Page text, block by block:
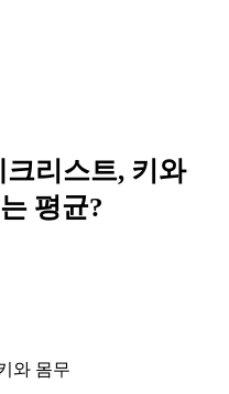
크리스트, 키와
평균?